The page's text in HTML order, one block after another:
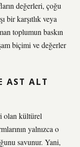
değerleri, çoğu
bir karşıtlık veya
toplumun baskın
biçimi ve değerler
AST ALT
olan kültürel
yalnızca o
savunur. Yani,